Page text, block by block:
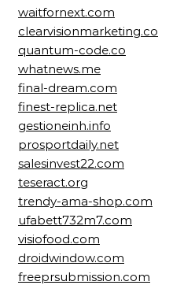
waitfornext.com
clearvisionmarketing.co
quantum-code.co
whatnews.me
final-dream.com
finest-replica.net
gestioneinh.info
prosportdaily.net
salesinvest22.com
teseract.org
trendy-ama-shop.com
ufabett732m7.com
visiofood.com
droidwindow.com
freeprsubmission.com